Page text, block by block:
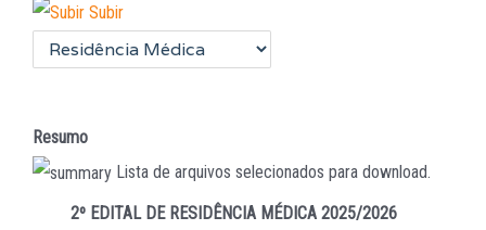
Subir
Resumo
Lista de arquivos selecionados para download.
2º EDITAL DE RESIDÊNCIA MÉDICA 2025/2026